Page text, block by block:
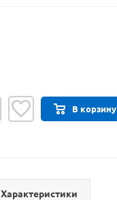
В корзину
Характеристики